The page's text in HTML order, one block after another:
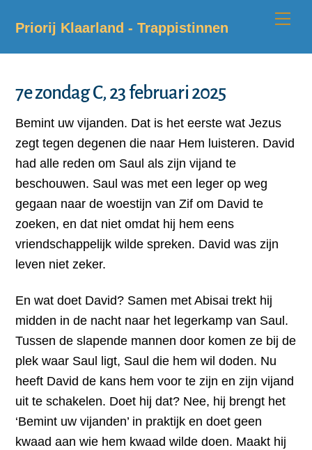
Priorij Klaarland - Trappistinnen
7e zondag C, 23 februari 2025
Bemint uw vijanden. Dat is het eerste wat Jezus
zegt tegen degenen die naar Hem luisteren. David
had alle reden om Saul als zijn vijand te
beschouwen. Saul was met een leger op weg
gegaan naar de woestijn van Zif om David te
zoeken, en dat niet omdat hij hem eens
vriendschappelijk wilde spreken. David was zijn
leven niet zeker.
En wat doet David? Samen met Abisai trekt hij
midden in de nacht naar het legerkamp van Saul.
Tussen de slapende mannen door komen ze bij de
plek waar Saul ligt, Saul die hem wil doden. Nu
heeft David de kans hem voor te zijn en zijn vijand
uit te schakelen. Doet hij dat? Nee, hij brengt het
‘Bemint uw vijanden’ in praktijk en doet geen
kwaad aan wie hem kwaad wilde doen. Maakt hij